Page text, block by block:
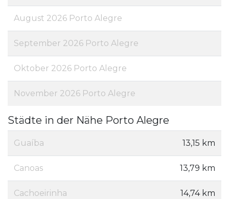
August 2026 Porto Alegre
September 2026 Porto Alegre
Oktober 2026 Porto Alegre
November 2026 Porto Alegre
Städte in der Nähe Porto Alegre
Guaíba 13,15 km
Canoas 13,79 km
Cachoeirinha 14,74 km